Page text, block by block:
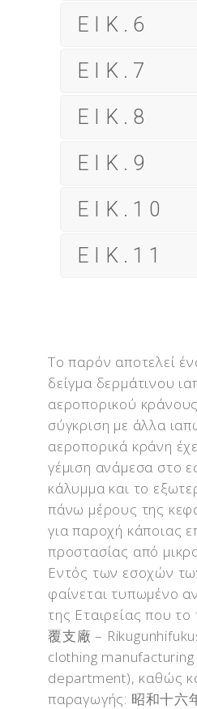
ΕΙΚ.6
ΕΙΚ.7
ΕΙΚ.8
ΕΙΚ.9
ΕΙΚ.10
ΕΙΚ.11
Το παρόν αποτελεί
δείγμα δερμάτινου
αεροπορικού
σύγκριση με άλλα
αεροπορικά κράνη
γέμιση ανάμεσα στο
κάλυμμα και το
πάνω μέρους της
για παροχή κάποιας
προστασίας από
Εντός των εσοχών
φαίνεται τυπωμένο
της Εταιρείας που
覆支廠 –
clothing
department), καθώς
παραγωγής: 昭和十六